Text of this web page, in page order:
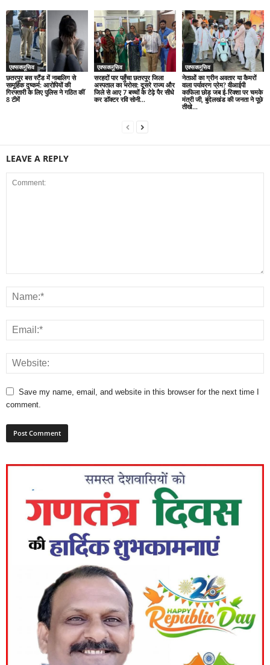
एक्सक्लूसिव
छतरपुर बस स्टैंड में नाबालिग से
सामूहिक दुष्कर्म: आरोपियों की
गिरफ्तारी के लिए पुलिस ने गठित कीं
8 टीमें
एक्सक्लूसिव
सरहदों पार पहुँचा छतरपुर जिला
अस्पताल का भरोसा: दूसरे राज्य और
जिले से आए 7 बच्चों के टेढ़े पैर सीधे
कर डॉक्टर रवि सोनी...
एक्सक्लूसिव
नेताओं का ग्रीन अवतार या कैमरों
वाला पर्यावरण प्रेम? वीआईपी
काफिला छोड़ जब ई-रिक्शा पर चमके
मंत्री जी, बुंदेलखंड की जनता ने पूछे
तीखे...
LEAVE A REPLY
Save my name, email, and website in this browser for the next time I
comment.